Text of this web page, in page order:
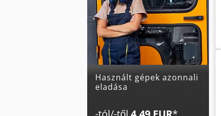
Használt gépek azonnali
eladása